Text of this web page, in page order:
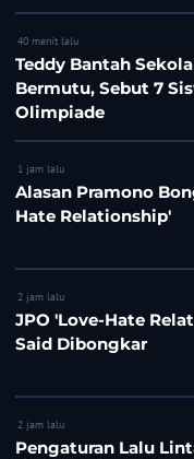
40 menit lalu
Teddy Bantah
Bermutu, Sebut 7
Olimpiade
1 jam lalu
Alasan Pramono
Hate Relationship'
2 jam lalu
JPO 'Love-Hate
Said Dibongkar
2 jam lalu
Pengaturan Lalu